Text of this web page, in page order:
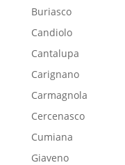
Buriasco
Candiolo
Cantalupa
Carignano
Carmagnola
Cercenasco
Cumiana
Giaveno